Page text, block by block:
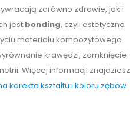
zarówno zdrowie, jak i
jest bonding, czyli estetyczna
materiału kompozytowego.
krawędzi, zamknięcie
Więcej informacji znajdziesz
korekta kształtu i koloru zębów